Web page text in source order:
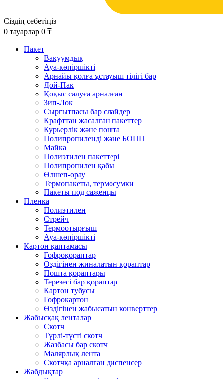
Сіздің себетіңіз
0 тауарлар 0 ₸
Пакет
Вакуумдық
Ауа-көпіршікті
Арнайы қолға ұстауыш тілігі бар
Дой-Пак
Қоқыс салуға арналған
Зип-Лок
Сырғытпасы бар слайдер
Крафттан жасалған пакеттер
Курьерлік және пошта
Полипропиленді және БОПП
Майка
Полиэтилен пакеттері
Полипропилен қабы
Өлшеп-орау
Термопакеты, термосумки
Пакеты под саженцы
Пленка
Полиэтилен
Стрейч
Термоотырғыш
Ауа-көпіршікті
Картон қаптамасы
Гофроқораптар
Өздігінен жиналатын қораптар
Пошта қораптары
Терезесі бар қораптар
Картон тубусы
Гофрокартон
Өздігінен жабысатын конверттер
Жабысқақ ленталар
Скотч
Түрлі-түсті скотч
Жазбасы бар скотч
Малярлық лента
Скотчқа арналған диспенсер
Жабдықтар